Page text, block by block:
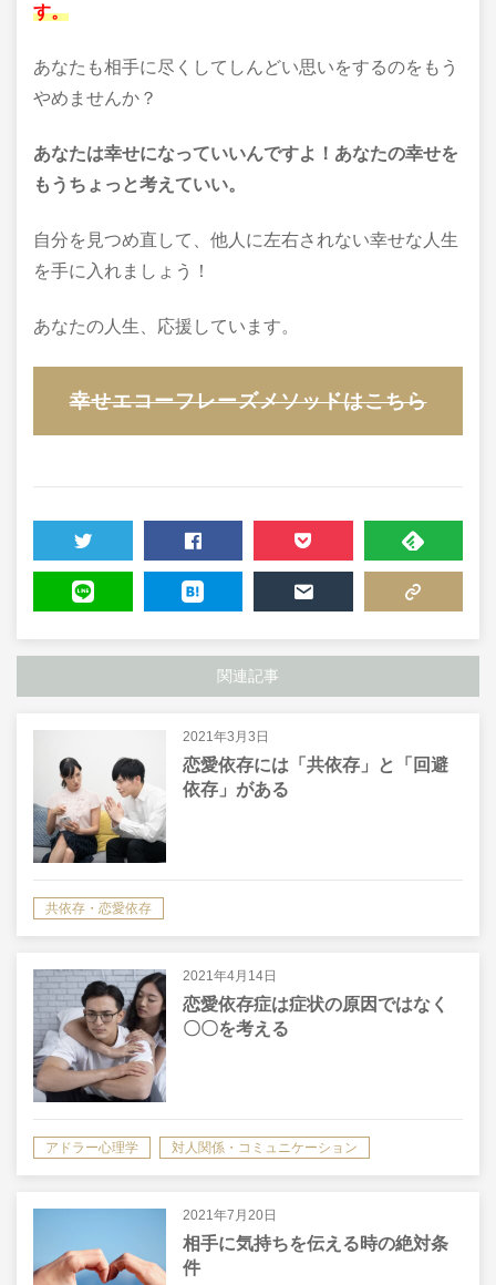
す。
あなたも相手に尽くしてしんどい思いをするのをもう
やめませんか？
あなたは幸せになっていいんですよ！あなたの幸せを
もうちょっと考えていい。
自分を見つめ直して、他人に左右されない幸せな人生
を手に入れましょう！
あなたの人生、応援しています。
幸せエコーフレーズメソッドはこちら
TWEET SHARE POCKET FEEDLY
関連記事
2021年3月3日
恋愛依存には「共依存」と「回避
依存」がある
共依存・恋愛依存
2021年4月14日
恋愛依存症は症状の原因ではなく
〇〇を考える
アドラー心理学 対人関係・コミュニケーション
2021年7月20日
相手に気持ちを伝える時の絶対条
件